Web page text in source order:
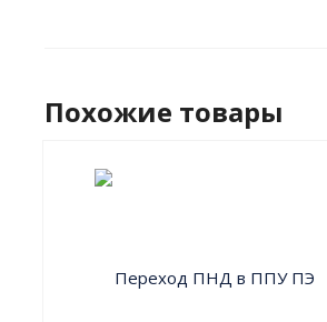
Похожие товары